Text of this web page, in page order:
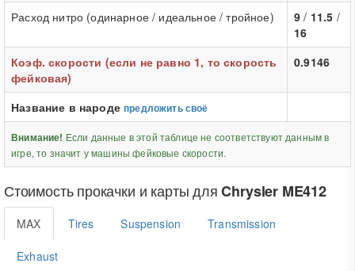
Расход нитро (одинарное / идеальное / тройное)
9 / 11.5 /
16
Коэф. скорости (если не равно 1, то скорость
фейковая)
0.9146
Название в народепредложить своё
Внимание! Если данные в этой таблице не соответствуют данным в
игре, то значит у машины фейковые скорости.
Стоимость прокачки и карты дляChrysler ME412
MAX Tires Suspension Transmission
Exhaust